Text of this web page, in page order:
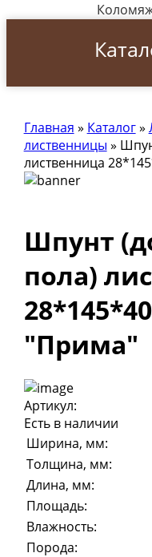
Главная » Каталог»
лиственницы »
лиственница
Шпунт
пола)
"Прима"
Артикул:
Есть в наличии
Ширина, мм:
Толщина, мм:
Длина, мм:
Площадь:
Влажность:
Порода: